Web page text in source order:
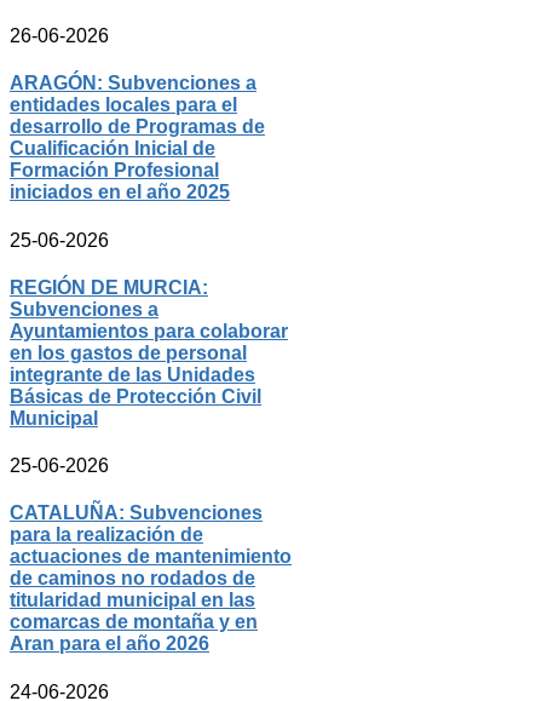
26-06-2026
ARAGÓN: Subvenciones a
entidades locales para el
desarrollo de Programas de
Cualificación Inicial de
Formación Profesional
iniciados en el año 2025
25-06-2026
REGIÓN DE MURCIA:
Subvenciones a
Ayuntamientos para colaborar
en los gastos de personal
integrante de las Unidades
Básicas de Protección Civil
Municipal
25-06-2026
CATALUÑA: Subvenciones
para la realización de
actuaciones de mantenimiento
de caminos no rodados de
titularidad municipal en las
comarcas de montaña y en
Aran para el año 2026
24-06-2026